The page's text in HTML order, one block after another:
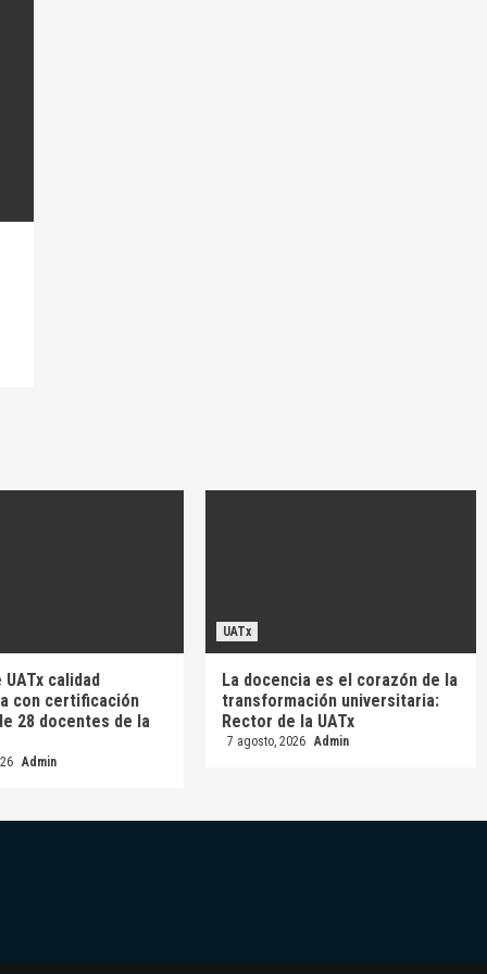
calidad
con certificación
28 docentes de la
Admin
UATx
La docencia es el corazón de la
transformación universitaria:
Rector de la UATx
7 agosto, 2026 Admin